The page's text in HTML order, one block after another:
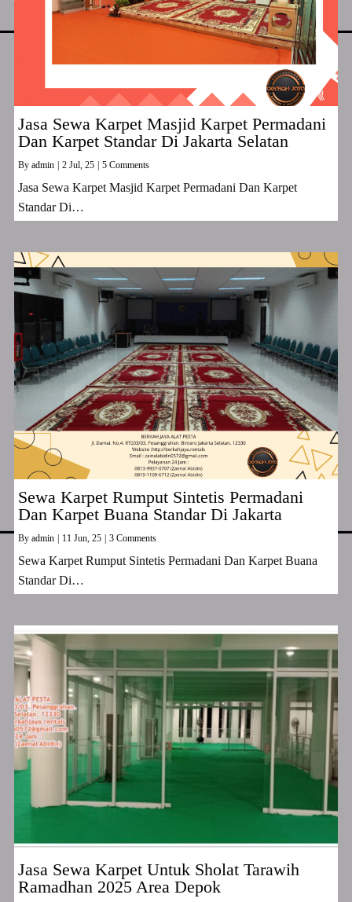
Jasa Sewa Karpet Masjid Karpet Permadani
Dan Karpet Standar Di Jakarta Selatan
By admin 2 Jul, 25 5 Comments
Jasa Sewa Karpet Masjid Karpet Permadani Dan Karpet
Standar Di…
Sewa Karpet Rumput Sintetis Permadani
Dan Karpet Buana Standar Di Jakarta
By admin | 11 Jun, 25 | 3 Comments
Sewa Karpet Rumput Sintetis Permadani Dan Karpet Buana
Standar Di…
Jasa Sewa Karpet Untuk Sholat Tarawih
Ramadhan 2025 Area Depok